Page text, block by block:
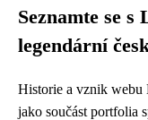
Seznamte se s
legendární
Historie a vznik webu
jako součást portfolia